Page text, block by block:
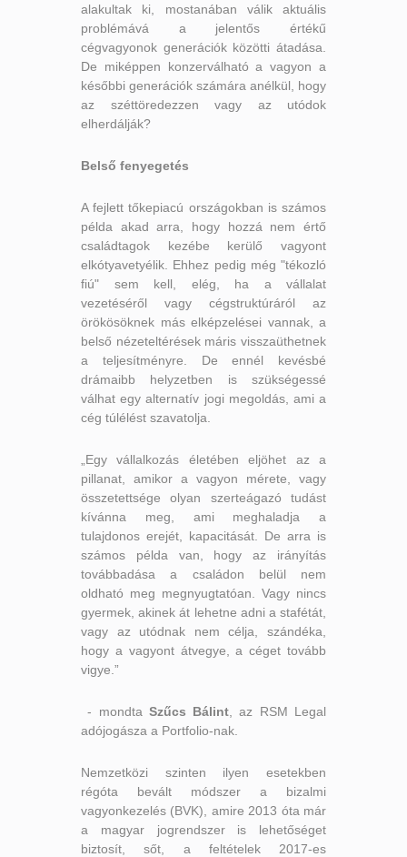
alakultak ki, mostanában válik aktuális
problémává a jelentős értékű
cégvagyonok generációk közötti átadása.
De miképpen konzerválható a vagyon a
későbbi generációk számára anélkül, hogy
az széttöredezzen vagy az utódok
elherdálják?
Belső fenyegetés
A fejlett tőkepiacú országokban is számos
példa akad arra, hogy hozzá nem értő
családtagok kezébe kerülő vagyont
elkótyavetyélik. Ehhez pedig még "tékozló
fiú" sem kell, elég, ha a vállalat
vezetéséről vagy cégstruktúráról az
örökösöknek más elképzelései vannak, a
belső nézeteltérések máris visszaüthetnek
a teljesítményre. De ennél kevésbé
drámaibb helyzetben is szükségessé
válhat egy alternatív jogi megoldás, ami a
cég túlélést szavatolja.
„Egy vállalkozás életében eljöhet az a
pillanat, amikor a vagyon mérete, vagy
összetettsége olyan szerteágazó tudást
kívánna meg, ami meghaladja a
tulajdonos erejét, kapacitását. De arra is
számos példa van, hogy az irányítás
továbbadása a családon belül nem
oldható meg megnyugtatóan. Vagy nincs
gyermek, akinek át lehetne adni a stafétát,
vagy az utódnak nem célja, szándéka,
hogy a vagyont átvegye, a céget tovább
vigye.”
- mondta Szűcs Bálint , az RSM Legal
adójogásza a Portfolio-nak.
Nemzetközi szinten ilyen esetekben
régóta bevált módszer a bizalmi
vagyonkezelés (BVK), amire 2013 óta már
a magyar jogrendszer is lehetőséget
biztosít, sőt, a feltételek 2017-es